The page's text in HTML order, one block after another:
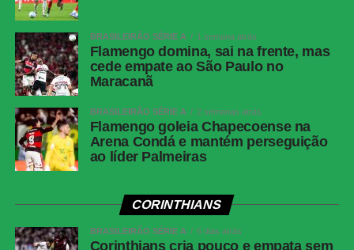
BRASILEIRÃO SÉRIE A 1 semana atrás
Flamengo domina, sai na frente, mas
cede empate ao São Paulo no
Maracanã
BRASILEIRÃO SÉRIE A 2 semanas atrás
Flamengo goleia Chapecoense na
Arena Condá e mantém perseguição
ao líder Palmeiras
CORINTHIANS
BRASILEIRÃO SÉRIE A 6 dias atrás
Corinthians cria pouco e empata sem